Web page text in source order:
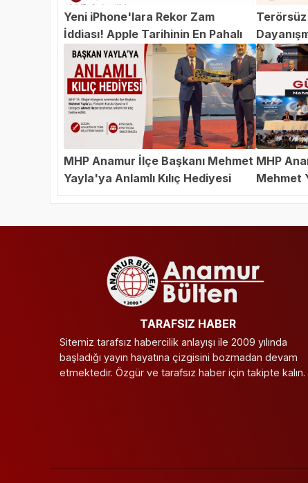
Yeni iPhone'lara Rekor Zam
İddiası! Apple Tarihinin En Pahalı
iPhone'u Geliyor
Teklifi
MHP Anamur İlçe Başkanı Mehmet
Yayla'ya Anlamlı Kılıç Hediyesi
MHP
Mehmet
TARAFSIZ HABER
Sitemiz tarafsız habercilik anlayışı ile 2009 yılında
başladığı yayın hayatına çizgisini bozmadan devam
etmektedir. Özgür ve tarafsız haber için takipte kalın.